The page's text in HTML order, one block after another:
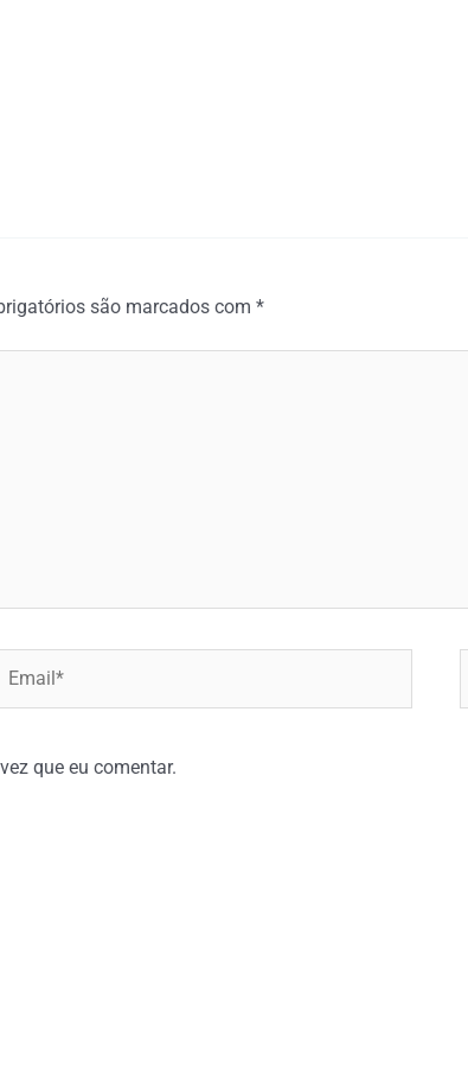
são marcados com *
que eu comentar.